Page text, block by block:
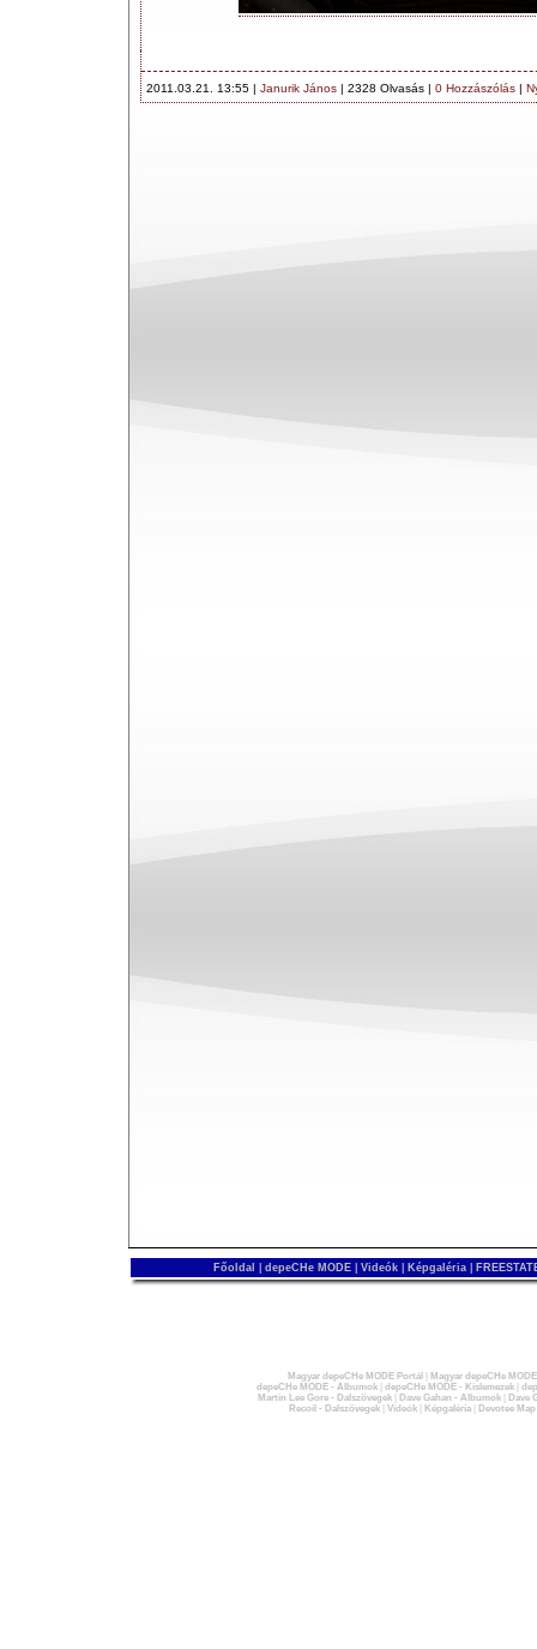
2011.03.21. 13:55 | Janurik János | 2328 Olvasás | 0 Hozzászólás |
Főoldal depeCHe MODE Videók Képgaléria
Magyar depeCHe MODE Portál
Magyar depeCHe
depeCHe MODE - Albumok| depeCHe MODE - Kislemezek|
Martin Lee Gore - Dalszövegek| Dave Gahan - Albumok|
Dave
Recoil - Dalszövegek| Videók| Képgaléria| Devotee Map